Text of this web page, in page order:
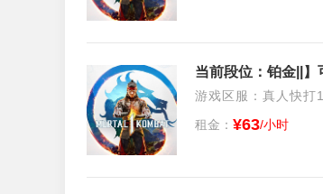
当前段位：铂金||
游戏区服：真人快
租金： ¥63/小时